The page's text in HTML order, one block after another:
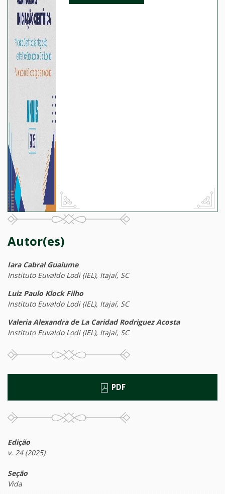
Autor(es)
Iara Cabral Guaiume
Instituto Euvaldo Lodi (IEL), Itajaí, SC
Luiz Paulo Klock Filho
Instituto Euvaldo Lodi (IEL), Itajaí, SC
Valeria Alexandra de La Caridad Rodriguez Acosta
Instituto Euvaldo Lodi (IEL), Itajaí, SC
PDF
Edição
v. 24 (2025)
Seção
Vida